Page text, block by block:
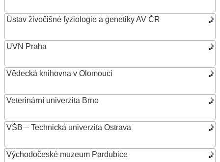
Ústav živočišné fyziologie a genetiky AV ČR
UVN Praha
Vědecká knihovna v Olomouci
Veterinární univerzita Brno
VŠB – Technická univerzita Ostrava
Východočeské muzeum Pardubice